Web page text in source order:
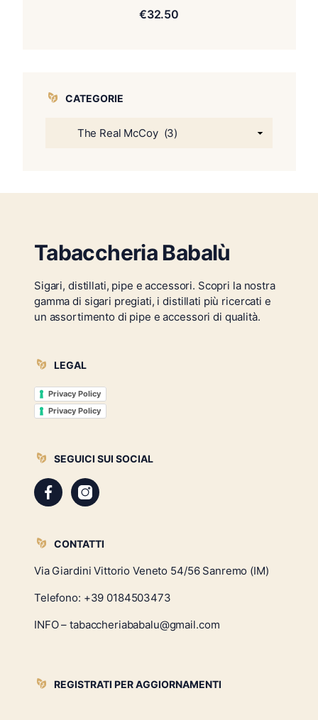
€32.50
CATEGORIE
Tabaccheria Babalù
Sigari, distillati, pipe e accessori. Scopri la nostra
gamma di sigari pregiati, i distillati più ricercati e
un assortimento di pipe e accessori di qualità.
LEGAL
Privacy Policy
Privacy Policy
SEGUICI SUI SOCIAL
CONTATTI
Via Giardini Vittorio Veneto 54/56 Sanremo (IM)
Telefono: +39 0184503473
INFO – tabaccheriababalu@gmail.com
REGISTRATI PER AGGIORNAMENTI